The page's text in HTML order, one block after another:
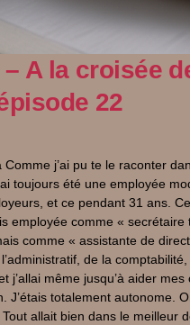
A la croisée
22
j’ai pu te le raconter
toujours été une employée
et ce pendant 31 ans.
employée comme « secrétaire
comme « assistante de
de la
j’allai même jusqu’à aider mes
J’étais totalement autonome.
allait bien dans le meilleur